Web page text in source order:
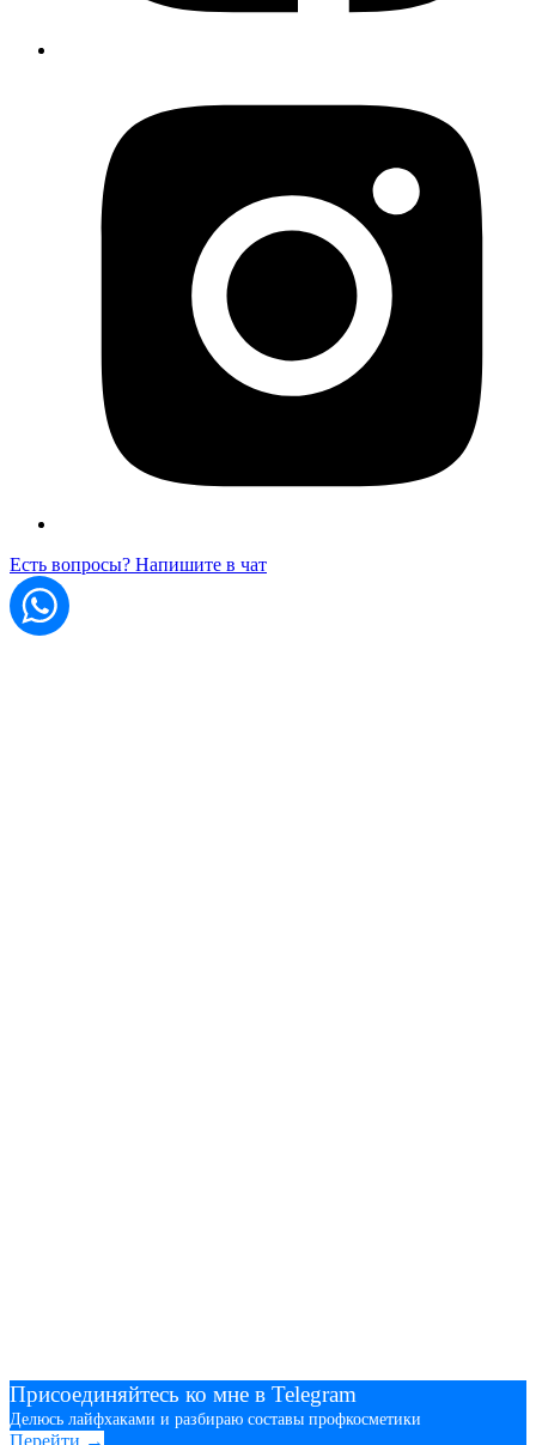
Есть вопросы? Напишите в чат
Присоединяйтесь ко мне в Telegram
Делюсь лайфхаками и разбираю составы профкосметики